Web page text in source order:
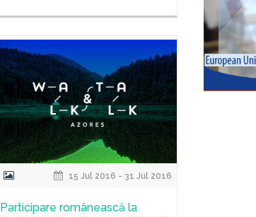
15 Jul 2016 - 31 Jul 2016
Participare românească la